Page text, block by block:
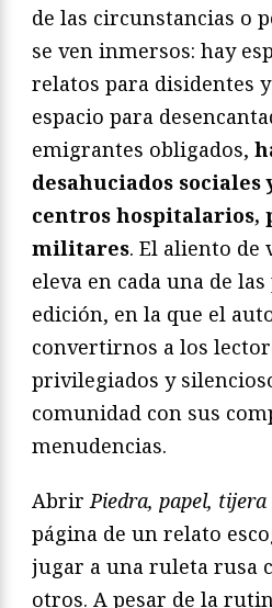
de las circunstancias o
se ven inmersos: hay
relatos para disidentes
espacio para
emigrantes obligados,
desahuciados sociales
centros hospitalarios,
militares. El aliento de
eleva en cada una de
edición, en la que el
convertirnos a los
privilegiados y
comunidad con sus
menudencias.
AbrirPiedra, papel, tijera
página de un relato
jugar a una ruleta rusa
otros. A pesar de la